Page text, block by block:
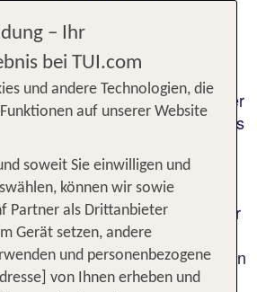
Die Stadt selbst ist reich an
mit einer malerischen
Stadtmauern umgeben ist.
kannst du die Algarve in ihrer
Entlang der Küste gibt es
wie Albufeira, Lagos und
an den zahlreichen Stränden
und im klaren Wasser des
Die Algarve bietet einige der
Europas, von langen
zu versteckten Buchten zwischen
– Ihr
bei TUI.com
und andere Technologien, die
auf unserer Website
soweit Sie einwilligen und
können wir sowie
Partner als Drittanbieter
Gerät setzen, andere
und personenbezogene
von Ihnen erheben und